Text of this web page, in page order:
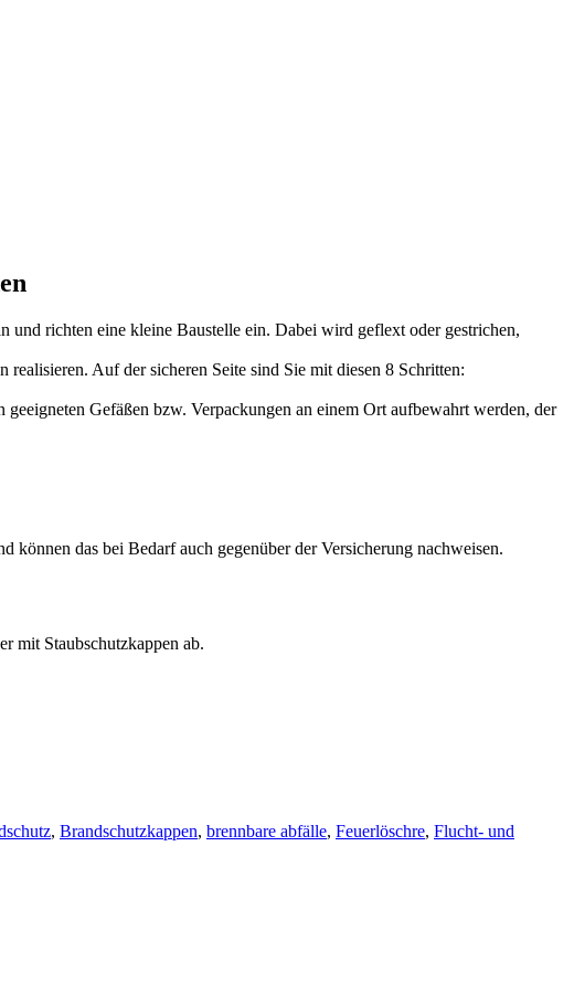
und richten eine kleine Baustelle ein. Dabei wird geflext oder gestrichen,
Auf der sicheren Seite sind Sie mit diesen 8 Schritten:
Gefäßen bzw. Verpackungen an einem Ort aufbewahrt werden, der
können das bei Bedarf auch gegenüber der Versicherung nachweisen.
mit Staubschutzkappen ab.
, Brandschutzkappen, brennbare abfälle, Feuerlöschre, Flucht- und